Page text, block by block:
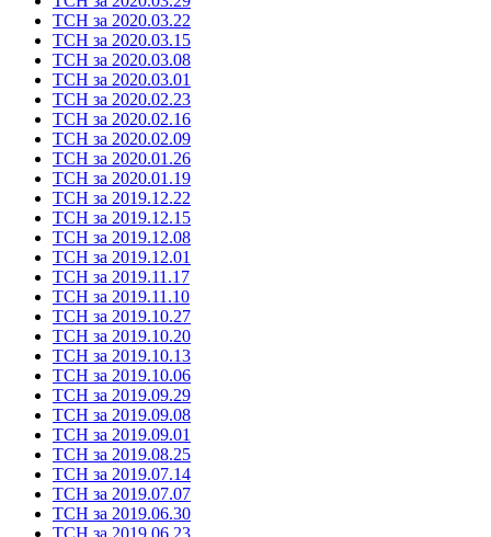
ТСН за 2020.03.22
ТСН за 2020.03.15
ТСН за 2020.03.08
ТСН за 2020.03.01
ТСН за 2020.02.23
ТСН за 2020.02.16
ТСН за 2020.02.09
ТСН за 2020.01.26
ТСН за 2020.01.19
ТСН за 2019.12.22
ТСН за 2019.12.15
ТСН за 2019.12.08
ТСН за 2019.12.01
ТСН за 2019.11.17
ТСН за 2019.11.10
ТСН за 2019.10.27
ТСН за 2019.10.20
ТСН за 2019.10.13
ТСН за 2019.10.06
ТСН за 2019.09.29
ТСН за 2019.09.08
ТСН за 2019.09.01
ТСН за 2019.08.25
ТСН за 2019.07.14
ТСН за 2019.07.07
ТСН за 2019.06.30
ТСН за 2019.06.23